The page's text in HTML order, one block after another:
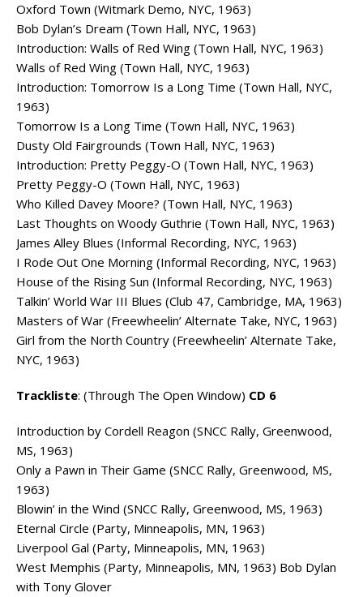
Oxford Town (Witmark Demo, NYC, 1963)
Bob Dylan’s Dream (Town Hall, NYC, 1963)
Introduction: Walls of Red Wing (Town Hall, NYC, 1963)
Walls of Red Wing (Town Hall, NYC, 1963)
Introduction: Tomorrow Is a Long Time (Town Hall, NYC,
1963)
Tomorrow Is a Long Time (Town Hall, NYC, 1963)
Dusty Old Fairgrounds (Town Hall, NYC, 1963)
Introduction: Pretty Peggy-O (Town Hall, NYC, 1963)
Pretty Peggy-O (Town Hall, NYC, 1963)
Who Killed Davey Moore? (Town Hall, NYC, 1963)
Last Thoughts on Woody Guthrie (Town Hall, NYC, 1963)
James Alley Blues (Informal Recording, NYC, 1963)
I Rode Out One Morning (Informal Recording, NYC, 1963)
House of the Rising Sun (Informal Recording, NYC, 1963)
Talkin’ World War III Blues (Club 47, Cambridge, MA, 1963)
Masters of War (Freewheelin’ Alternate Take, NYC, 1963)
Girl from the North Country (Freewheelin’ Alternate Take,
NYC, 1963)
Trackliste: (Through The Open Window) CD 6
Introduction by Cordell Reagon (SNCC Rally, Greenwood,
MS, 1963)
Only a Pawn in Their Game (SNCC Rally, Greenwood, MS,
1963)
Blowin’ in the Wind (SNCC Rally, Greenwood, MS, 1963)
Eternal Circle (Party, Minneapolis, MN, 1963)
Liverpool Gal (Party, Minneapolis, MN, 1963)
West Memphis (Party, Minneapolis, MN, 1963) Bob Dylan
with Tony Glover